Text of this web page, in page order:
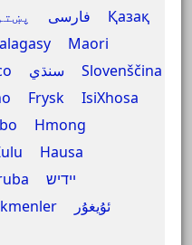
فارسی
Қазақ
Maori
سنڌي
Slovenščina
Frysk
IsiXhosa
Hmong
Hausa
יידיש
ئۇيغۇر